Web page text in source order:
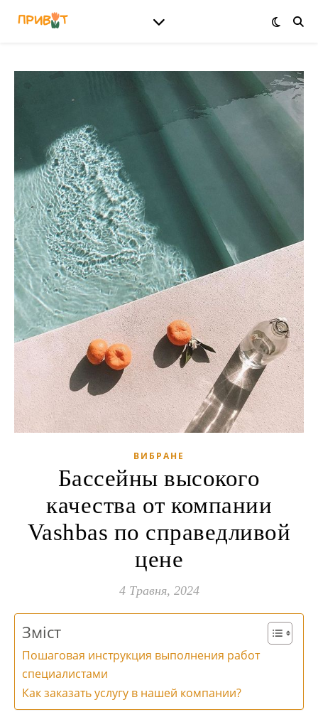
ВИБРАНЕ
Бассейны высокого
качества от компании
Vashbas по справедливой
цене
4 Травня, 2024
Зміст
Пошаговая инструкция выполнения работ
специалистами
Как заказать услугу в нашей компании?